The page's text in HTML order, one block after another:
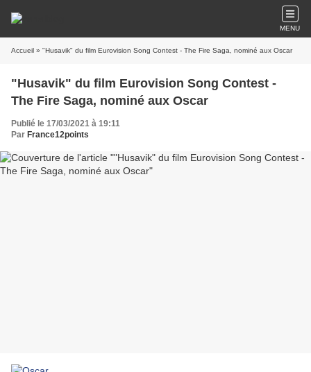
MENU
Accueil » "Husavik" du film Eurovision Song Contest - The Fire Saga, nominé aux Oscar
"Husavik" du film Eurovision Song Contest -
The Fire Saga, nominé aux Oscar
Publié le 17/03/2021 à 19:11
Par France12points